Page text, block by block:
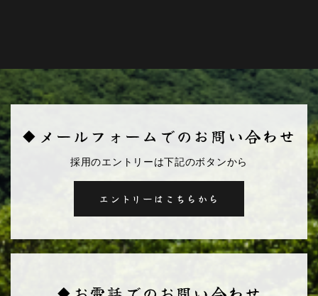
◆メールフォームでのお問い合わせ
採用のエントリーは下記のボタンから
エントリーはこちらから